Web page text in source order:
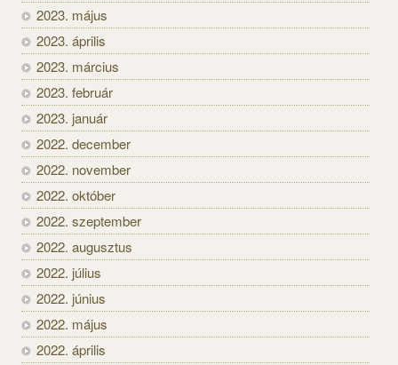
2023. május
2023. április
2023. március
2023. február
2023. január
2022. december
2022. november
2022. október
2022. szeptember
2022. augusztus
2022. július
2022. június
2022. május
2022. április